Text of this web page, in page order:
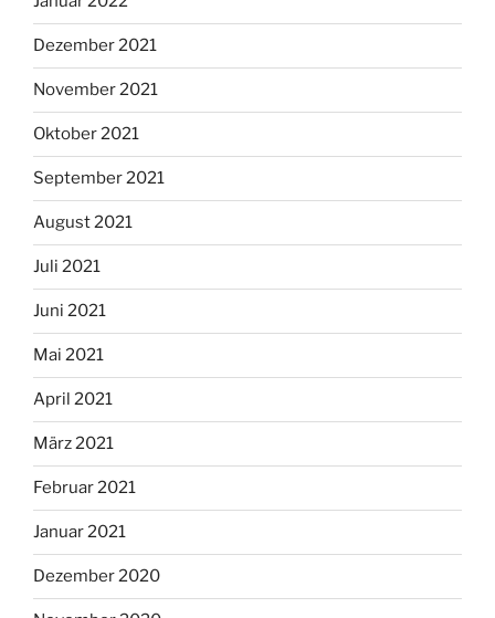
Dezember 2021
November 2021
Oktober 2021
September 2021
August 2021
Juli 2021
Juni 2021
Mai 2021
April 2021
März 2021
Februar 2021
Januar 2021
Dezember 2020